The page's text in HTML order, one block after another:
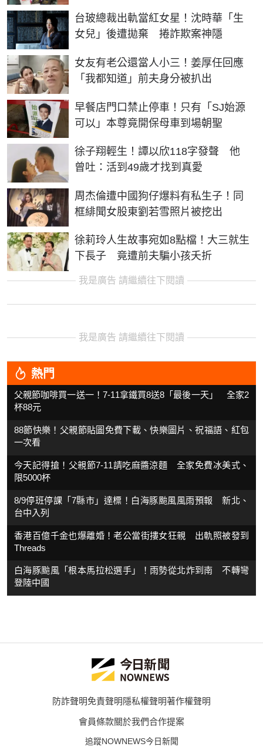
台玻總裁出軌當紅女星！沈時華「生
女兒」後遭拋棄 捲詐欺案神隱
女友有老公還當人小三！姜厚任回應
「我都知道」前夫身分被扒出
早餐店門口禁止停車！只有「SJ始源
可以」本尊竟開保母車到場朝聖
徐子翔輕生！譚以欣118字發聲 他
曾吐：活到49歲才找到真愛
周杰倫遭中國狗仔爆料有私生子！同
框緋聞女股東劉若雪照片被挖出
徐莉玲人生故事宛如8點檔！大三就生
下長子 竟遭前夫騙小孩夭折
我是廣告 請繼續往下閱讀
我是廣告 請繼續往下閱讀
熱門
父親節咖啡買一送一！7-11拿鐵買8送8「最後一天」 全家2
杯88元
88節快樂！父親節貼圖免費下載、快樂圖片、祝福語、紅包
一次看
今天記得搶！父親節7-11請吃麻醬涼麵 全家免費冰美式、
限5000杯
8/9停班停課「7縣市」達標！白海豚颱風風雨預報 新北、
台中入列
香港百億千金也爆離婚！老公當街摟女狂親 出軌照被發到
Threads
白海豚颱風「根本馬拉松選手」！雨勢從北炸到南 不轉彎
登陸中國
防詐聲明免責聲明隱私權聲明著作權聲明
會員條款關於我們合作提案
追蹤NOWNEWS今日新聞